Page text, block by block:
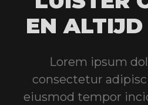
EN
Lorem ipsum
consectetur
eiusmod tempor